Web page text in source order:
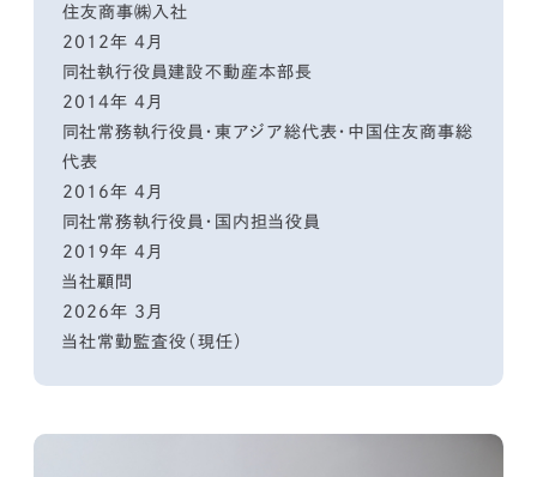
住友商事㈱入社
2012年 4月
同社執行役員建設不動産本部長
2014年 4月
同社常務執行役員・東アジア総代表・中国住友商事総
代表
2016年 4月
同社常務執行役員・国内担当役員
2019年 4月
当社顧問
2026年 3月
当社常勤監査役（現任）